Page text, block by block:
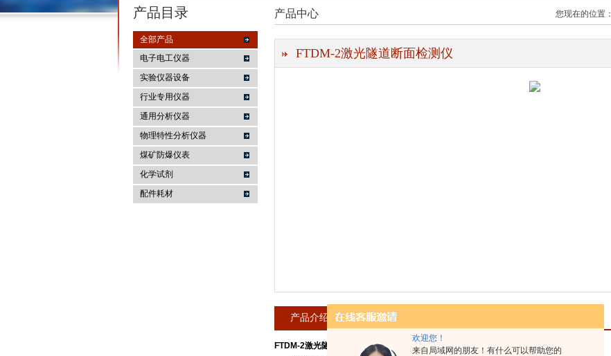
欢迎您！
来自局域网的朋友！有什么可以帮助您的
麦科仪（北京）科技有限公司
产品目录
全部产品
电子电工仪器
实验仪器设备
行业专用仪器
通用分析仪器
物理特性分析仪器
煤矿防爆仪表
化学试剂
配件耗材
产品中心 您现在的位置：
FTDM-2激光隧道断面检测仪
产品介绍 在线留言
FTDM-2激光隧道断面检测仪